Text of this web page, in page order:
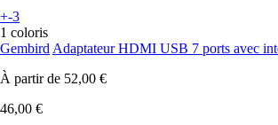
+-3
1 coloris
Gembird Adaptateur HDMI USB 7 ports avec
À partir de 52,00 €
46,00 €